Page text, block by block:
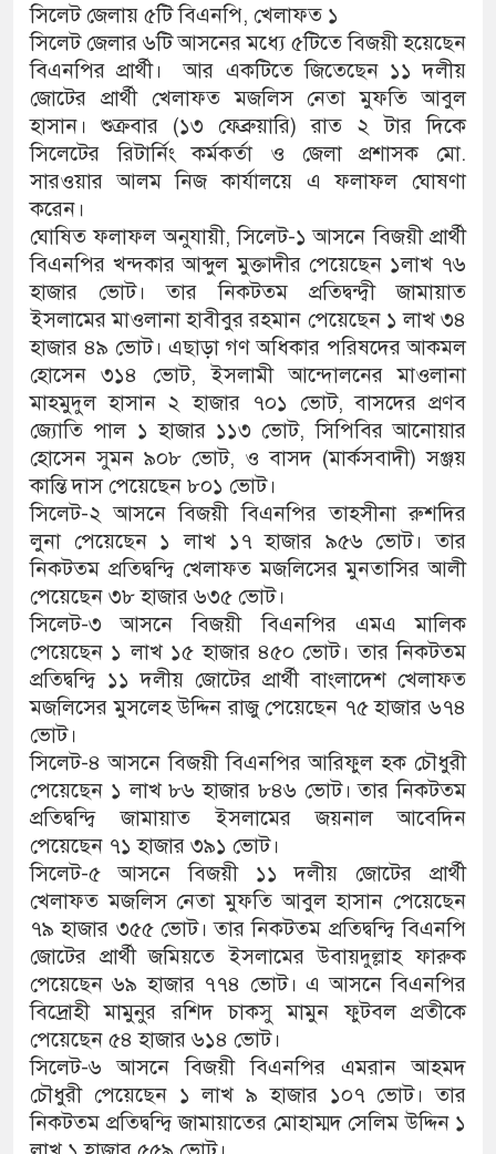
সিলেট জেলায় ৫টি বিএনপি, খেলাফত ১
সিলেট জেলার ৬টি আসনের মধ্যে ৫টিতে বিজয়ী হয়েছেন
বিএনপির প্রার্থী। আর একটিতে জিতেছেন ১১ দলীয়
জোটের প্রার্থী খেলাফত মজলিস নেতা মুফতি আবুল
হাসান। শুক্রবার (১৩ ফেব্রুয়ারি) রাত ২ টার দিকে
সিলেটের রিটার্নিং কর্মকর্তা ও জেলা প্রশাসক মো.
সারওয়ার আলম নিজ কার্যালয়ে এ ফলাফল ঘোষণা
করেন।
ঘোষিত ফলাফল অনুযায়ী, সিলেট-১ আসনে বিজয়ী প্রার্থী
বিএনপির খন্দকার আব্দুল মুক্তাদীর পেয়েছেন ১লাখ ৭৬
হাজার ভোট। তার নিকটতম প্রতিদ্বন্দ্বী জামায়াত
ইসলামের মাওলানা হাবীবুর রহমান পেয়েছেন ১ লাখ ৩৪
হাজার ৪৯ ভোট। এছাড়া গণ অধিকার পরিষদের আকমল
হোসেন ৩১৪ ভোট, ইসলামী আন্দোলনের মাওলানা
মাহমুদুল হাসান ২ হাজার ৭০১ ভোট, বাসদের প্রণব
জ্যোতি পাল ১ হাজার ১১৩ ভোট, সিপিবির আনোয়ার
হোসেন সুমন ৯০৮ ভোট, ও বাসদ (মার্কসবাদী) সঞ্জয়
কান্তি দাস পেয়েছেন ৮০১ ভোট।
সিলেট-২ আসনে বিজয়ী বিএনপির তাহসীনা রুশদির
লুনা পেয়েছেন ১ লাখ ১৭ হাজার ৯৫৬ ভোট। তার
নিকটতম প্রতিদ্বন্দ্বি খেলাফত মজলিসের মুনতাসির আলী
পেয়েছেন ৩৮ হাজার ৬৩৫ ভোট।
সিলেট-৩ আসনে বিজয়ী বিএনপির এমএ মালিক
পেয়েছেন ১ লাখ ১৫ হাজার ৪৫০ ভোট। তার নিকটতম
প্রতিদ্বন্দ্বি ১১ দলীয় জোটের প্রার্থী বাংলাদেশ খেলাফত
মজলিসের মুসলেহ উদ্দিন রাজু পেয়েছেন ৭৫ হাজার ৬৭৪
ভোট।
সিলেট-৪ আসনে বিজয়ী বিএনপির আরিফুল হক চৌধুরী
পেয়েছেন ১ লাখ ৮৬ হাজার ৮৪৬ ভোট। তার নিকটতম
প্রতিদ্বন্দ্বি জামায়াত ইসলামের জয়নাল আবেদিন
পেয়েছেন ৭১ হাজার ৩৯১ ভোট।
সিলেট-৫ আসনে বিজয়ী ১১ দলীয় জোটের প্রার্থী
খেলাফত মজলিস নেতা মুফতি আবুল হাসান পেয়েছেন
৭৯ হাজার ৩৫৫ ভোট। তার নিকটতম প্রতিদ্বন্দ্বি বিএনপি
জোটের প্রার্থী জমিয়তে ইসলামের উবায়দুল্লাহ ফারুক
পেয়েছেন ৬৯ হাজার ৭৭৪ ভোট। এ আসনে বিএনপির
বিদ্রোহী মামুনুর রশিদ চাকসু মামুন ফুটবল প্রতীকে
পেয়েছেন ৫৪ হাজার ৬১৪ ভোট।
সিলেট-৬ আসনে বিজয়ী বিএনপির এমরান আহমদ
চৌধুরী পেয়েছেন ১ লাখ ৯ হাজার ১০৭ ভোট। তার
নিকটতম প্রতিদ্বন্দ্বি জামায়াতের মোহাম্মদ সেলিম উদ্দিন ১